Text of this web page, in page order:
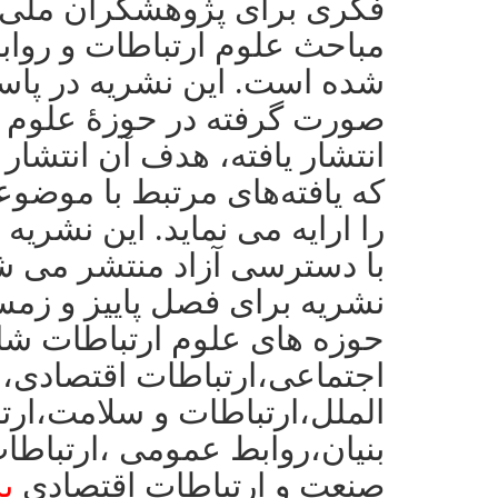
فکری برای پژوهشگران ملّی
مباحث علوم ارتباطات و
شده است. این نشریه در
صورت گرفته در حوزۀ علوم
انتشار یافته، هدف آن
که یافته‌های مرتبط با
را ارایه می‌ نماید. این
با دسترسی آزاد منتشر می
حوزه های علوم ارتباطات
اجتماعی،ارتباطات
الملل،ارتباطات و
بنیان،روابط عمومی
صنعت و ارتباطات اقتصادی